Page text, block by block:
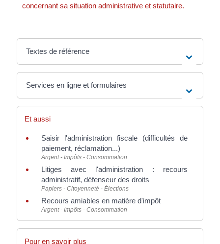
concernant sa situation administrative et statutaire.
Textes de référence
Services en ligne et formulaires
Et aussi
Saisir l'administration fiscale (difficultés de
paiement, réclamation...)
Argent - Impôts - Consommation
Litiges avec l'administration : recours
administratif, défenseur des droits
Papiers - Citoyenneté - Élections
Recours amiables en matière d'impôt
Argent - Impôts - Consommation
Pour en savoir plus